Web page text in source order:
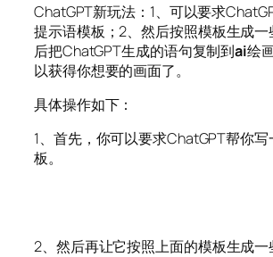
ChatGPT新玩法：1、可以要求
提示语模板；2、然后按照模板生成
后把ChatGPT生成的语句复制到ai绘
以获得你想要的画面了。
具体操作如下：
1、首先，你可以要求ChatGPT帮你
板。
2、然后再让它按照上面的模板生成一